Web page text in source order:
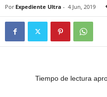
Por Expediente Ultra - 4 Jun, 2019
Tiempo de lectura